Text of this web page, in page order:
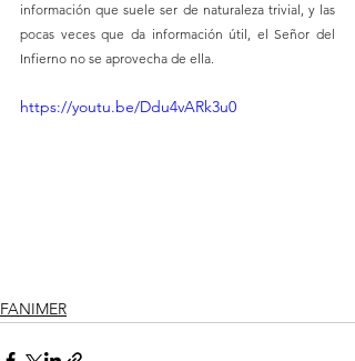
información que suele ser de naturaleza trivial, y las
pocas veces que da información útil, el Señor del
Infierno no se aprovecha de ella.
https://youtu.be/Ddu4vARk3u0
FANIMER